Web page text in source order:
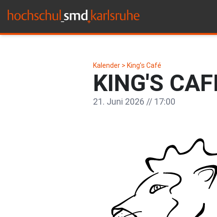
Kalender > King’s Café
KING'S
21. Juni 2026 // 17:00